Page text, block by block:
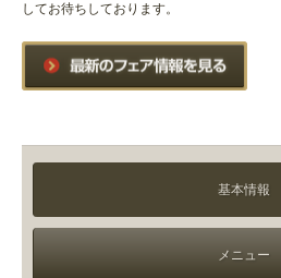
してお待ちしております。
基本情報
メニュー